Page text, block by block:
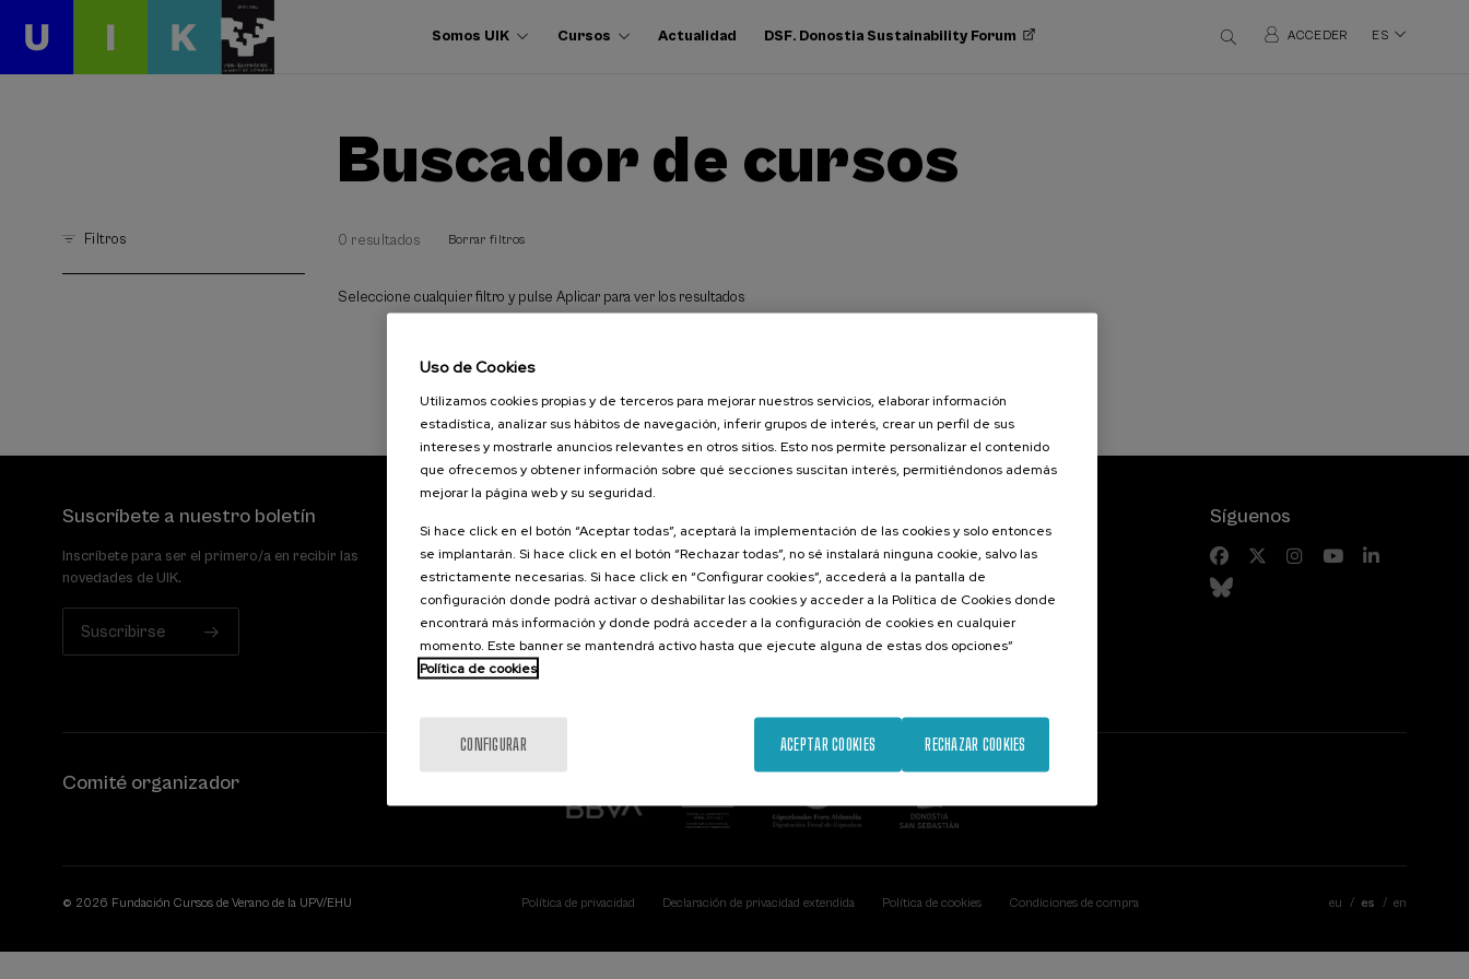
Somos UIK Cursos Actualidad DSF. Donostia Sustainability Forum ACCEDER ES
Buscador de cursos
Filtros 0 resultados Borrar filtros
Seleccione cualquier filtro y pulse Aplicar para ver los resultados
Suscríbete a nuestro boletín
Inscríbete para ser el primero/a en recibir las
novedades de UIK.
Suscribirse
Palacio Miramar
Paseo de Miraconcha, 48
20007 Donostia / San Sebastián
Gipuzkoa, Spain
Contacta con nosotros
Actividades anteriores
Síguenos
Comité organizador
© 2026 Fundación Cursos de Verano de la UPV/EHU Política de privacidad Declaración de privacidad extendida Política de cookies Condiciones de compra eu es en
Uso de Cookies
Utilizamos cookies propias y de terceros para mejorar nuestros servicios, elaborar información
estadística, analizar sus hábitos de navegación, inferir grupos de interés, crear un perfil de sus
intereses y mostrarle anuncios relevantes en otros sitios. Esto nos permite personalizar el contenido
que ofrecemos y obtener información sobre qué secciones suscitan interés, permitiéndonos además
mejorar la página web y su seguridad.
Si hace click en el botón “Aceptar todas”, aceptará la implementación de las cookies y solo entonces
se implantarán. Si hace click en el botón “Rechazar todas”, no sé instalará ninguna cookie, salvo las
estrictamente necesarias. Si hace click en “Configurar cookies”, accederá a la pantalla de
configuración donde podrá activar o deshabilitar las cookies y acceder a la Política de Cookies donde
encontrará más información y donde podrá acceder a la configuración de cookies en cualquier
momento. Este banner se mantendrá activo hasta que ejecute alguna de estas dos opciones”
Política de cookies
CONFIGURAR RECHAZAR COOKIES
ACEPTAR COOKIES